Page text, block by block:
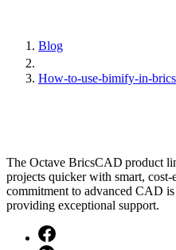
Blog
How-to-use-bimify-in-
The Octave BricsCAD product
projects quicker with smart,
commitment to advanced CAD
providing exceptional support.